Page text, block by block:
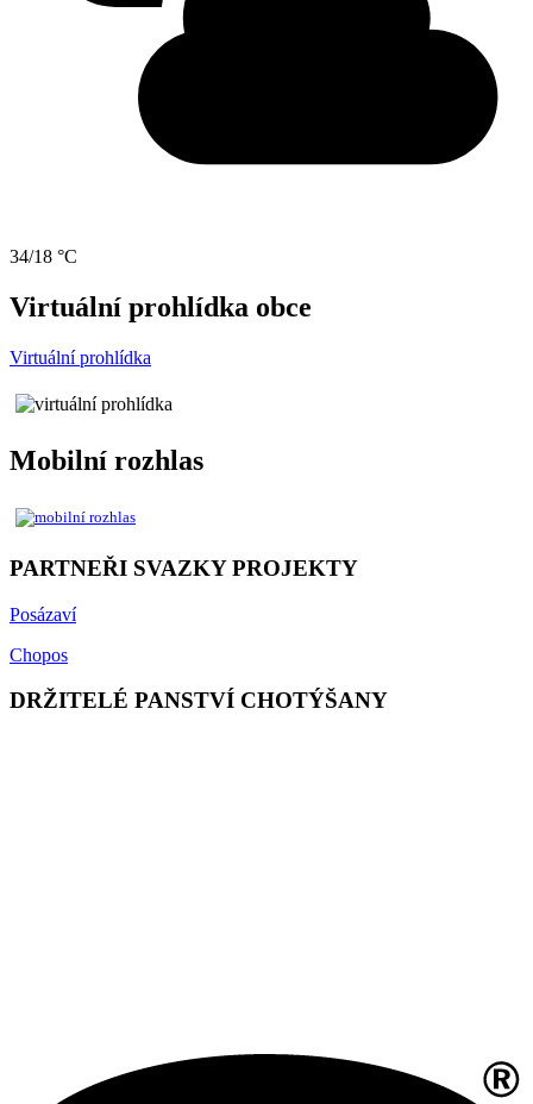
34/18 °C
Virtuální prohlídka obce
Virtuální prohlídka
Mobilní rozhlas
PARTNEŘI SVAZKY PROJEKTY
Posázaví
Chopos
DRŽITELÉ PANSTVÍ CHOTÝŠANY